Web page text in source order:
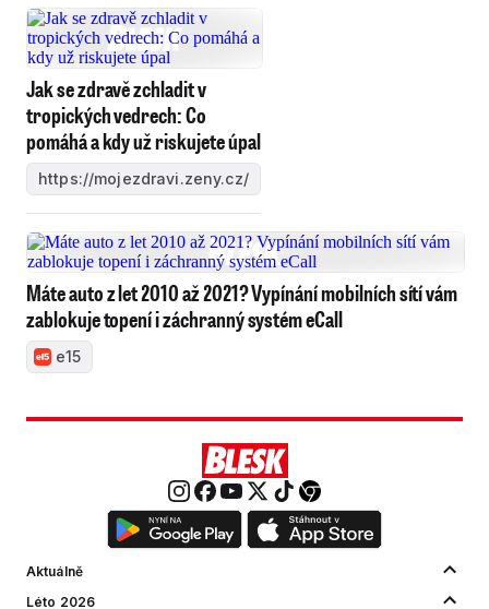
Jak se zdravě zchladit v
tropických vedrech: Co
pomáhá a kdy už riskujete úpal
https://mojezdravi.zeny.cz/
Máte auto z let 2010 až 2021? Vypínání mobilních sítí vám
zablokuje topení i záchranný systém eCall
e15
Aktuálně
Léto 2026